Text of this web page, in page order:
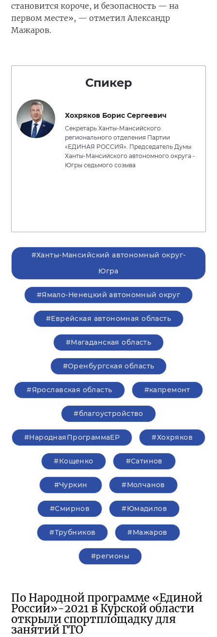
становится короче, и безопасность — на
первом месте», — отметил Александр
Мажаров.
Спикер
Хохряков Борис Сергеевич
Секретарь Ханты-Мансийского
регионального отделения Партии
«ЕДИНАЯ РОССИЯ». Председатель Думы
Ханты-Мансийского автономного округа -
Югры седьмого созыва
#Ханты-Мансийский автономный округ-
Югра
#Ямало-Ненецкий автономный округ
#Еврейская автономная область
#Магаданская область
#Оренбургская область
#Ярославская область #капремонт
#благоустройство
#НароднаяПрограммаЕР #Хохряков
#Кощенко #Сатинов
#Чуркин #Молчанов
#Смирнов #Юмадилов
#Трубников #Мажаров
#регионы
По Народной программе «Единой
России»-2021 в Курской области
открыли спортплощадку для
занятий ГТО